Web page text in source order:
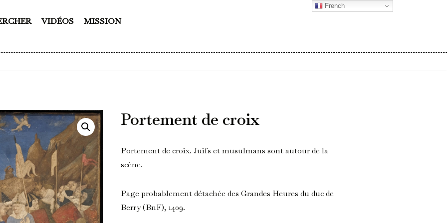
VIDÉOS MISSION
Portement de croix
Portement de croix. Juifs et musulmans sont autour de la
scène.
Page probablement détachée des Grandes Heures du duc de
Berry (BnF), 1409.
French